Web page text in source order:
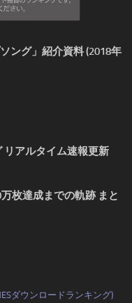
ング」紹介資料 (2018年
リアルタイム速報更新
枚達成までの軌跡 まと
ダウンロードランキング)